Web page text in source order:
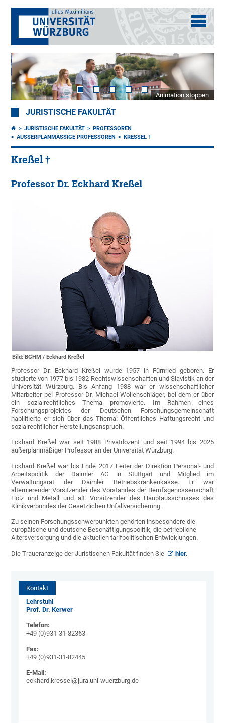
Animation stoppen
JURISTISCHE FAKULTÄT
JURISTISCHE FAKULTÄT
PROFESSOREN
AUSSERPLANMÄSSIGE PROFESSOREN
KRESSEL †
Kreßel †
Professor Dr. Eckhard Kreßel
Bild: BGHM / Eckhard Kreßel
Professor Dr. Eckhard Kreßel wurde 1957 in Fürnried geboren. Er
studierte von 1977 bis 1982 Rechtswissenschaften und Slavistik an der
Universität Würzburg. Bis Anfang 1988 war er wissenschaftlicher
Mitarbeiter bei Professor Dr. Michael Wollenschläger, bei dem er über
ein sozialrechtliches Thema promovierte. Im Rahmen eines
Forschungsprojektes der Deutschen Forschungsgemeinschaft
habilitierte er sich über das Thema: Öffentliches Haftungsrecht und
sozialrechtlicher Herstellungsanspruch.
Eckhard Kreßel war seit 1988 Privatdozent und seit 1994 bis 2025
außerplanmäßiger Professor an der Universität Würzburg.
Eckhard Kreßel war bis Ende 2017 Leiter der Direktion Personal- und
Arbeitspolitik der Daimler AG in Stuttgart und Mitglied im
Verwaltungsrat der Daimler Betriebskrankenkasse. Er war
alternierender Vorsitzender des Vorstandes der Berufsgenossenschaft
Holz und Metall und alt. Vorsitzender des Hauptausschusses des
Klinikverbundes der Gesetzlichen Unfallversicherung.
Zu seinen Forschungsschwerpunkten gehörten insbesondere die
europäische und deutsche Beschäftigungspolitik, die betriebliche
Altersversorgung und die aktuellen tarifpolitischen Entwicklungen.
Die Traueranzeige der Juristischen Fakultät finden Sie hier.
Kontakt
Lehrstuhl
Prof. Dr. Kerwer
Telefon:
+49 (0)931-31-82363
Fax:
+49 (0)931-31-82445
E-Mail:
eckhard.kressel@jura.uni-wuerzburg.de